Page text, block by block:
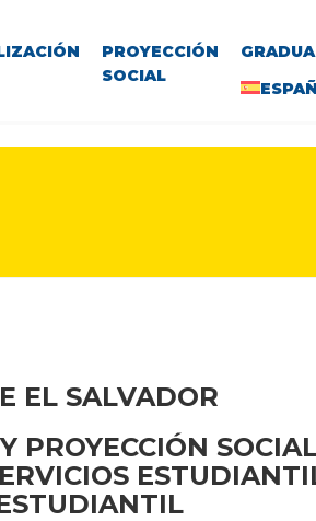
PROYECCIÓN
SOCIAL
EL SALVADOR
PROYECCIÓN